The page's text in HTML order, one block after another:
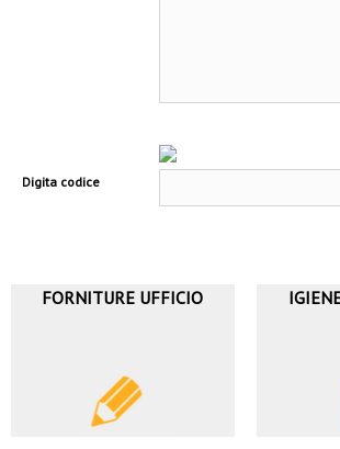
Digita codice
FORNITURE UFFICIO